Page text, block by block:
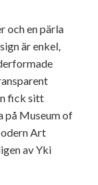
och en pärla
är enkel,
fick sitt
på Museum of
Art
av Yki